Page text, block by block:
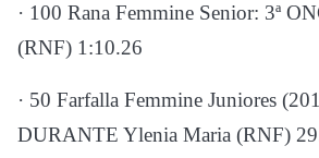
· 100 Rana Femmine Senior: 3ª
(RNF) 1:10.26
· 50 Farfalla Femmine Juniores
DURANTE Ylenia Maria (RNF)